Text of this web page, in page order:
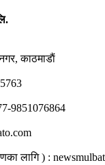
काठमाडाैं
9851076864
लागि ) :